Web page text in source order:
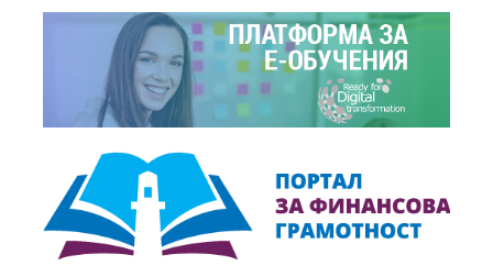
Фотогалерия, 28.03.2007
Награди 2007 г.
+
Новини, 26.04.2006
На 26 април 2006 г., се състоя церемонията по...
+
Фотогалерия, 26.04.2006
Награди 2006 г.